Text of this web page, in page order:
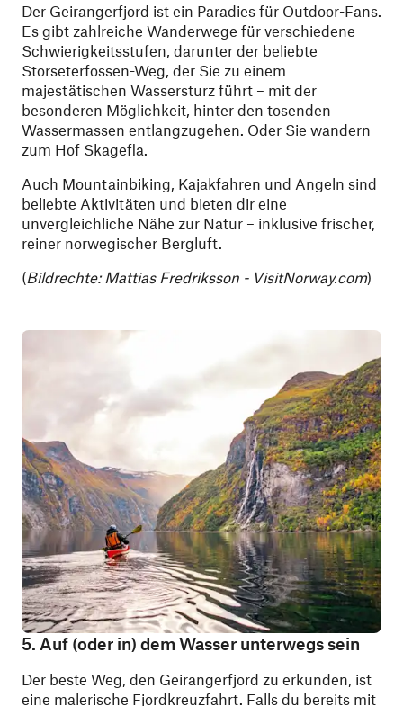
Der Geirangerfjord ist ein Paradies für Outdoor-Fans.
Es gibt zahlreiche Wanderwege für verschiedene
Schwierigkeitsstufen, darunter der beliebte
Storseterfossen-Weg, der Sie zu einem
majestätischen Wassersturz führt – mit der
besonderen Möglichkeit, hinter den tosenden
Wassermassen entlangzugehen. Oder Sie wandern
zum Hof Skagefla.
Auch Mountainbiking, Kajakfahren und Angeln sind
beliebte Aktivitäten und bieten dir eine
unvergleichliche Nähe zur Natur – inklusive frischer,
reiner norwegischer Bergluft.
(Bildrechte: Mattias Fredriksson - VisitNorway.com)
5. Auf (oder in) dem Wasser unterwegs sein
Der beste Weg, den Geirangerfjord zu erkunden, ist
eine malerische Fjordkreuzfahrt. Falls du bereits mit